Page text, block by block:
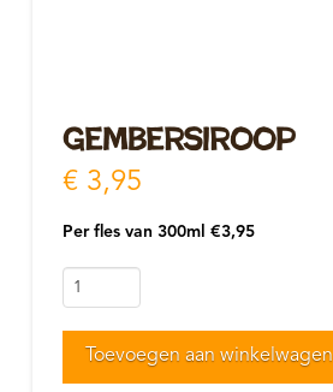
Gembersiroop
€3,95
Per fles van 300ml €3,95
Gembersiroop
aantal
Toevoegen aan winkelwagen